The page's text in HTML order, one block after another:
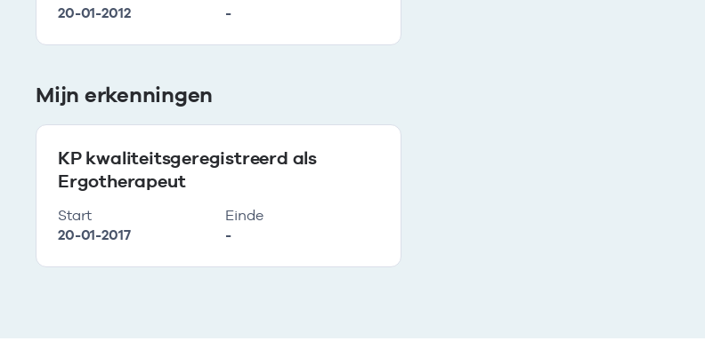
20-01-2012
-
Mijn erkenningen
KP kwaliteitsgeregistreerd als
Ergotherapeut
Start
20-01-2017
Einde
-